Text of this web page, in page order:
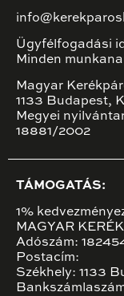
Ügyfélfogadási
Minden
Magyar
1133 Budapest,
Megyei
18881/2002
TÁMOGATÁS:
1%
MAGYAR
Adószám:
Postacím:
Székhely: 1133